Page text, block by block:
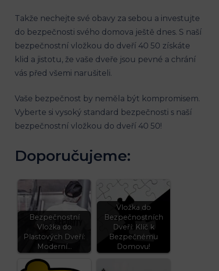
Takže nechejte své obavy za sebou a investujte
do bezpečnosti svého domova ještě dnes. S naší
bezpečnostní vložkou do dveří 40 50 získáte
klid a jistotu, že vaše dveře jsou pevné a chrání
vás před všemi narušiteli.
Vaše bezpečnost by neměla být kompromisem.
Vyberte si vysoký standard bezpečnosti s naší
bezpečnostní vložkou do dveří 40 50!
Doporučujeme:
Bezpečnostní
Vložka do
Plastových Dveří:
Moderní…
Vložka do
Bezpečnostních
Dveří: Klíč k
Bezpečnému
Domovu!